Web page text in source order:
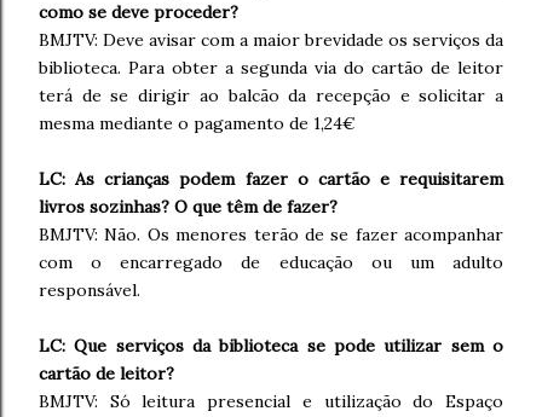
como se deve proceder?
BMJTV: Deve avisar com a maior brevidade os serviços da
biblioteca. Para obter a segunda via do cartão de leitor
terá de se dirigir ao balcão da recepção e solicitar a
mesma mediante o pagamento de 1,24€
LC: As crianças podem fazer o cartão e requisitarem
livros sozinhas? O que têm de fazer?
BMJTV: Não. Os menores terão de se fazer acompanhar
com o encarregado de educação ou um adulto
responsável.
LC: Que serviços da biblioteca se pode utilizar sem o
cartão de leitor?
BMJTV: Só leitura presencial e utilização do Espaço